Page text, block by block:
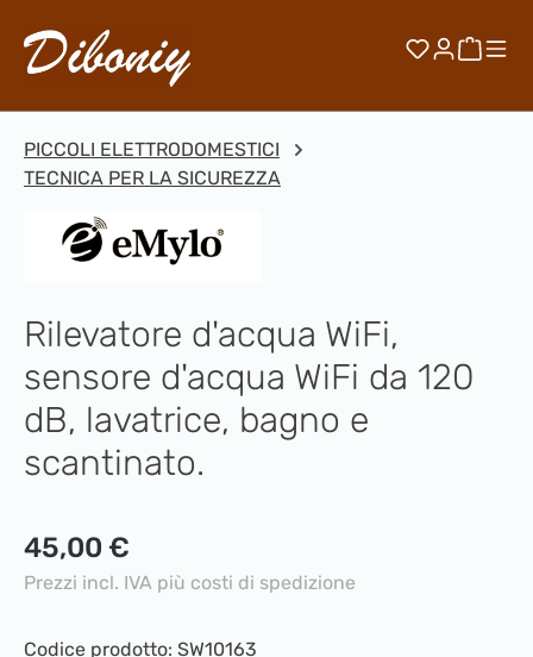
Passa al contenuto principale
Hai 0Il
PICCOLI ELETTRODOMESTICI
TECNICA PER LA SICUREZZA
Rilevatore d'acqua WiFi,
sensore d'acqua WiFi da 120
dB, lavatrice, bagno e
scantinato.
Prezzo normale:
45,00 €
Prezzi incl. IVA più costi di spedizione
Codice prodotto: SW10163